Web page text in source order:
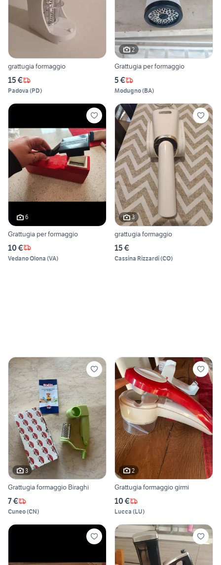
grattugia formaggio
15 €
Padova (PD)
2
Grattugia per formaggio
5 €
Modugno(BA)
6
Grattugia per formaggio
10 €
Vedano Olona (VA)
3
grattugia formaggio
15 €
Cassina Rizzardi(CO)
3
Grattugia formaggio Biraghi
7 €
Cuneo(CN)
2
Grattugia formaggio girmi
10 €
Lucca (LU)